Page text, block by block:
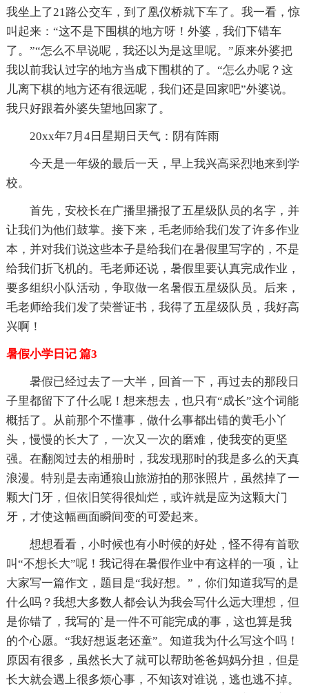
我坐上了21路公交车，到了凰仪桥就下车了。我一看，惊
叫起来：“这不是下围棋的地方呀！外婆，我们下错车
了。”“怎么不早说呢，我还以为是这里呢。”原来外婆把
我以前我认过字的地方当成下围棋的了。“怎么办呢？这
儿离下棋的地方还有很远呢，我们还是回家吧”外婆说。
我只好跟着外婆失望地回家了。
20xx年7月4日星期日天气：阴有阵雨
今天是一年级的最后一天，早上我兴高采烈地来到学
校。
首先，安校长在广播里播报了五星级队员的名字，并
让我们为他们鼓掌。接下来，毛老师给我们发了许多作业
本，并对我们说这些本子是给我们在暑假里写字的，不是
给我们折飞机的。毛老师还说，暑假里要认真完成作业，
要多组织小队活动，争取做一名暑假五星级队员。后来，
毛老师给我们发了荣誉证书，我得了五星级队员，我好高
兴啊！
暑假小学日记 篇3
暑假已经过去了一大半，回首一下，再过去的那段日
子里都留下了什么呢！想来想去，也只有“成长”这个词能
概括了。从前那个不懂事，做什么事都出错的黄毛小丫
头，慢慢的长大了，一次又一次的磨难，使我变的更坚
强。在翻阅过去的相册时，我发现那时的我是多么的天真
浪漫。特别是去南通狼山旅游拍的那张照片，虽然掉了一
颗大门牙，但依旧笑得很灿烂，或许就是应为这颗大门
牙，才使这幅画面瞬间变的可爱起来。
想想看看，小时候也有小时候的好处，怪不得有首歌
叫“不想长大”呢！我记得在暑假作业中有这样的一项，让
大家写一篇作文，题目是“我好想。”，你们知道我写的是
什么吗？我想大多数人都会认为我会写什么远大理想，但
是你错了，我写的`是一件不可能完成的事，这也算是我
的个心愿。“我好想返老还童”。知道我为什么写这个吗！
原因有很多，虽然长大了就可以帮助爸爸妈妈分担，但是
长大就会遇上很多烦心事，不知该对谁说，逃也逃不掉。